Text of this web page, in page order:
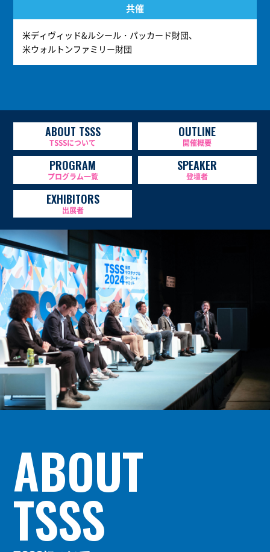
共催
米ディヴィッド&ルシール・パッカード財団、
米ウォルトンファミリー財団
ABOUT TSSS
TSSSについて
OUTLINE
開催概要
PROGRAM
プログラム一覧
SPEAKER
登壇者
EXHIBITORS
出展者
ABOUT
TSSS